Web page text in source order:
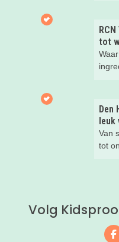
tot
Van
tot
Volg